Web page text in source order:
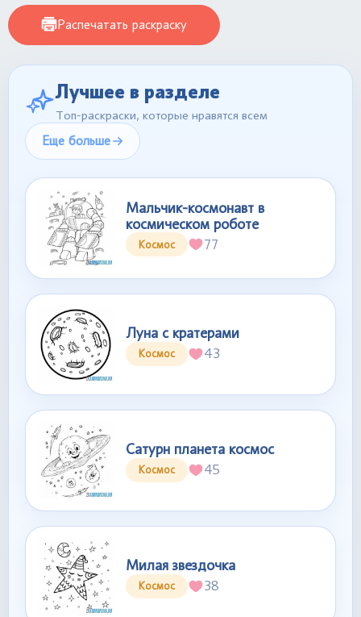
Распечатать раскраску
Лучшее в разделе
Топ-раскраски, которые нравятся всем
Еще больше
Мальчик-космонавт в
космическом роботе
Космос 77
Луна с кратерами
Космос 43
Сатурн планета космос
Космос 45
Милая звездочка
Космос 38